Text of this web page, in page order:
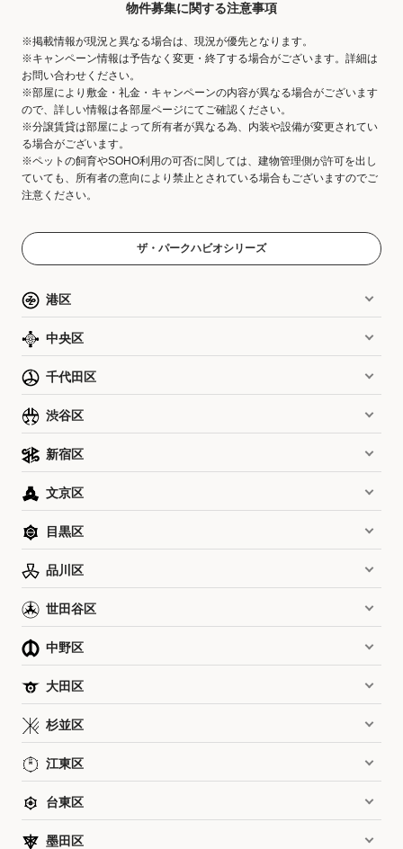
物件募集に関する注意事項
※掲載情報が現況と異なる場合は、現況が優先となります。
※キャンペーン情報は予告なく変更・終了する場合がございます。詳細は
お問い合わせください。
※部屋により敷金・礼金・キャンペーンの内容が異なる場合がございます
ので、詳しい情報は各部屋ページにてご確認ください。
※分譲賃貸は部屋によって所有者が異なる為、内装や設備が変更されてい
る場合がございます。
※ペットの飼育やSOHO利用の可否に関しては、建物管理側が許可を出し
ていても、所有者の意向により禁止とされている場合もございますのでご
注意ください。
ザ・パークハビオシリーズ
港区
中央区
千代田区
渋谷区
新宿区
文京区
目黒区
品川区
世田谷区
中野区
大田区
杉並区
江東区
台東区
墨田区